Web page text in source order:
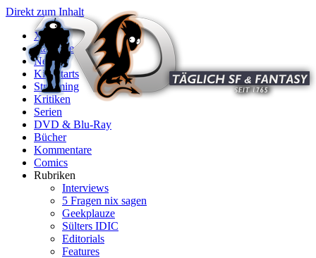
Direkt zum Inhalt
X
Startseite
News
Kinostarts
Streaming
Kritiken
Serien
DVD & Blu-Ray
Bücher
Kommentare
Comics
Rubriken
Interviews
5 Fragen nix sagen
Geekplauze
Sülters IDIC
Editorials
Features